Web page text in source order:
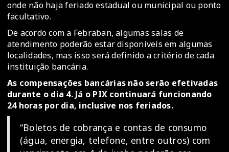
onde não haja feriado estadual ou municipal ou ponto
facultativo.
De acordo com a Febraban, algumas salas de
atendimento poderão estar disponíveis em algumas
localidades, mas isso será definido a critério de cada
instituição bancária.
As compensações bancárias não serão efetivadas
durante o dia 4. Já o PIX continuará funcionando
24 horas por dia, inclusive nos feriados.
“Boletos de cobrança e contas de consumo
(água, energia, telefone, entre outros) com